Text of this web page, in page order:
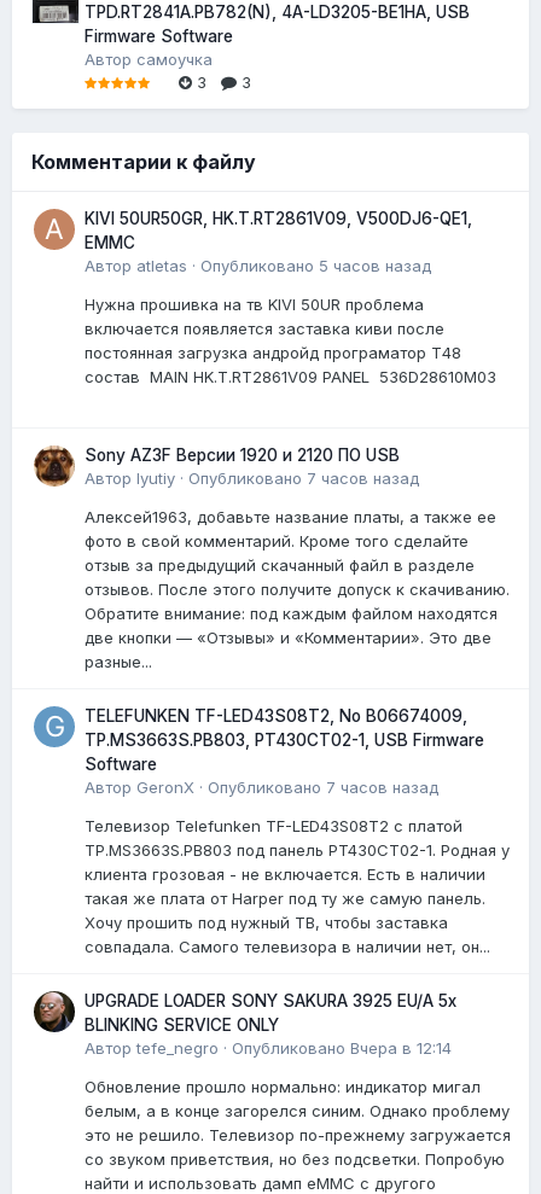
TPD.RT2841A.PB782(N), 4A-LD3205-BE1HA, USB
Firmware Software
Автор самоучка
3
3
Комментарии к файлу
KIVI 50UR50GR, HK.T.RT2861V09, V500DJ6-QE1,
EMMC
Автор atletas · Опубликовано 5 часов назад
Нужна прошивка на тв KIVI 50UR проблема
включается появляется заставка киви после
постоянная загрузка андройд програматор Т48
состав MAIN HK.T.RT2861V09 PANEL 536D28610M03
Sony AZ3F Версии 1920 и 2120 ПО USB
Автор lyutiy · Опубликовано 7 часов назад
Алексей1963, добавьте название платы, а также ее
фото в свой комментарий. Кроме того сделайте
отзыв за предыдущий скачанный файл в разделе
отзывов. После этого получите допуск к скачиванию.
Обратите внимание: под каждым файлом находятся
две кнопки — «Отзывы» и «Комментарии». Это две
разные...
TELEFUNKEN TF-LED43S08T2, No B06674009,
TP.MS3663S.PB803, PT430CT02-1, USB Firmware
Software
Автор GeronX · Опубликовано 7 часов назад
Телевизор Telefunken TF-LED43S08T2 с платой
TP.MS3663S.PB803 под панель PT430CT02-1. Родная у
клиента грозовая - не включается. Есть в наличии
такая же плата от Harper под ту же самую панель.
Хочу прошить под нужный ТВ, чтобы заставка
совпадала. Самого телевизора в наличии нет, он...
UPGRADE LOADER SONY SAKURA 3925 EU/A 5x
BLINKING SERVICE ONLY
Авторtefe_negro · Опубликовано Вчера в 12:14
Обновление прошло нормально: индикатор мигал
белым, а в конце загорелся синим. Однако проблему
это не решило. Телевизор по-прежнему загружается
со звуком приветствия, но без подсветки. Попробую
найти и использовать дамп eMMC с другого